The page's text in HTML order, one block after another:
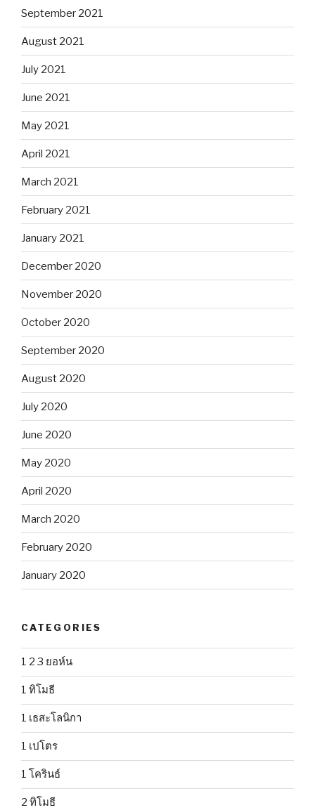
September 2021
August 2021
July 2021
June 2021
May 2021
April 2021
March 2021
February 2021
January 2021
December 2020
November 2020
October 2020
September 2020
August 2020
July 2020
June 2020
May 2020
April 2020
March 2020
February 2020
January 2020
CATEGORIES
1 2 3 ยอห์น
1 ทิโมธี
1 เธสะโลนิกา
1 เปโตร
1 โครินธ์
2 ทิโมธี